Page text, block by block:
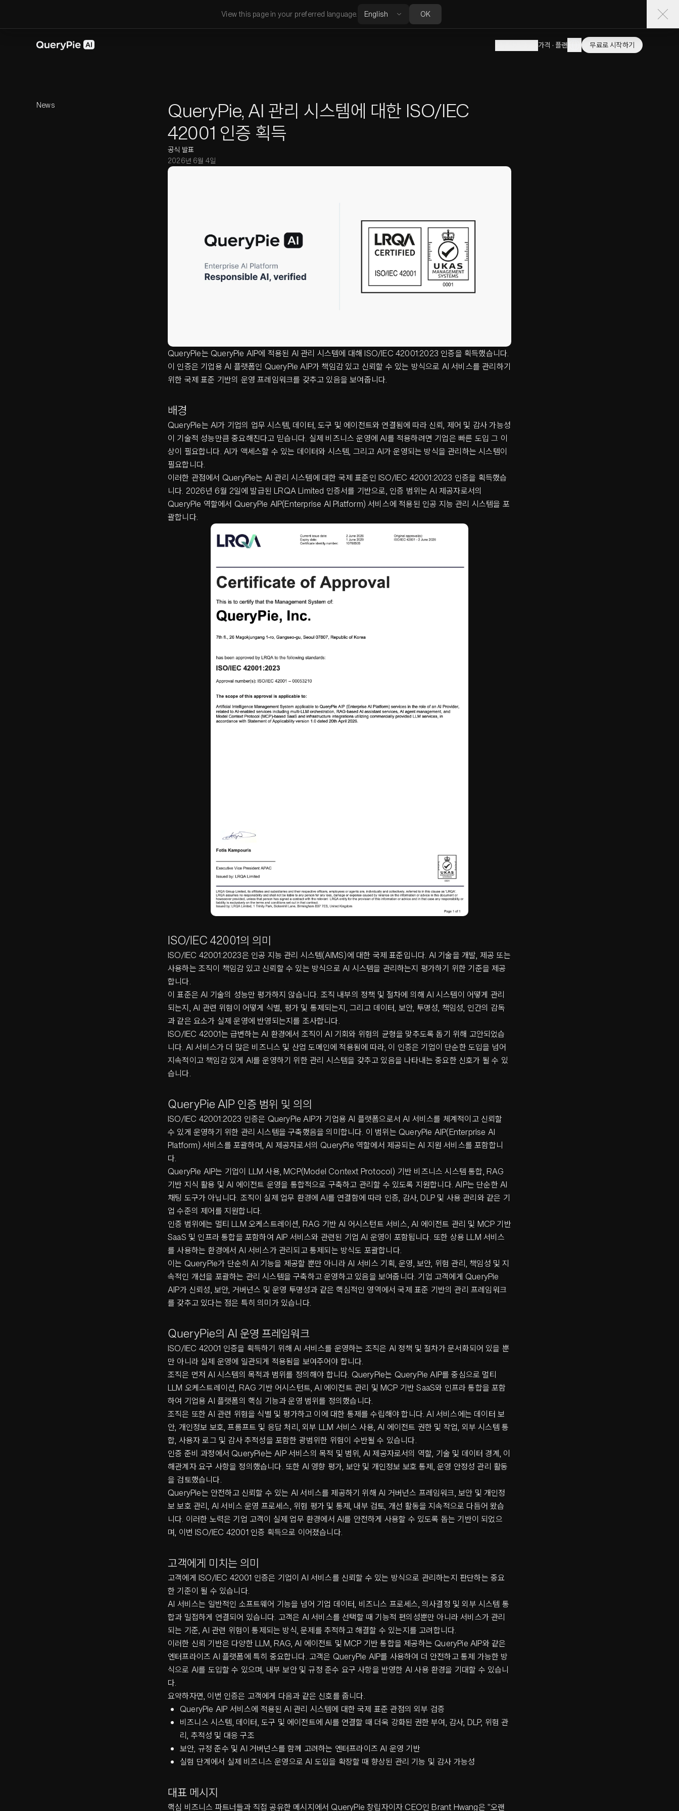
View this page in your preferred language. OK
가격 · 플랜 무료로 시작하기
News
QueryPie, AI 관리 시스템에 대한 ISO/IEC
42001 인증 획득
공식 발표
2026년 6월 4일
QueryPie는 QueryPie AIP에 적용된 AI 관리 시스템에 대해 ISO/IEC 42001:2023 인증을 획득했습니다.
이 인증은 기업용 AI 플랫폼인 QueryPie AIP가 책임감 있고 신뢰할 수 있는 방식으로 AI 서비스를 관리하기
위한 국제 표준 기반의 운영 프레임워크를 갖추고 있음을 보여줍니다.
배경
QueryPie는 AI가 기업의 업무 시스템, 데이터, 도구 및 에이전트와 연결됨에 따라 신뢰, 제어 및 감사 가능성
이 기술적 성능만큼 중요해진다고 믿습니다. 실제 비즈니스 운영에 AI를 적용하려면 기업은 빠른 도입 그 이
상이 필요합니다. AI가 액세스할 수 있는 데이터와 시스템, 그리고 AI가 운영되는 방식을 관리하는 시스템이
필요합니다.
이러한 관점에서 QueryPie는 AI 관리 시스템에 대한 국제 표준인 ISO/IEC 42001:2023 인증을 획득했습
니다. 2026년 6월 2일에 발급된 LRQA Limited 인증서를 기반으로, 인증 범위는 AI 제공자로서의
QueryPie 역할에서 QueryPie AIP(Enterprise AI Platform) 서비스에 적용된 인공 지능 관리 시스템을 포
괄합니다.
ISO/IEC 42001의 의미
ISO/IEC 42001:2023은 인공 지능 관리 시스템(AIMS)에 대한 국제 표준입니다. AI 기술을 개발, 제공 또는
사용하는 조직이 책임감 있고 신뢰할 수 있는 방식으로 AI 시스템을 관리하는지 평가하기 위한 기준을 제공
합니다.
이 표준은 AI 기술의 성능만 평가하지 않습니다. 조직 내부의 정책 및 절차에 의해 AI 시스템이 어떻게 관리
되는지, AI 관련 위험이 어떻게 식별, 평가 및 통제되는지, 그리고 데이터, 보안, 투명성, 책임성, 인간의 감독
과 같은 요소가 실제 운영에 반영되는지를 조사합니다.
ISO/IEC 42001는 급변하는 AI 환경에서 조직이 AI 기회와 위험의 균형을 맞추도록 돕기 위해 고안되었습
니다. AI 서비스가 더 많은 비즈니스 및 산업 도메인에 적용됨에 따라, 이 인증은 기업이 단순한 도입을 넘어
지속적이고 책임감 있게 AI를 운영하기 위한 관리 시스템을 갖추고 있음을 나타내는 중요한 신호가 될 수 있
습니다.
QueryPie AIP 인증 범위 및 의의
ISO/IEC 42001:2023 인증은 QueryPie AIP가 기업용 AI 플랫폼으로서 AI 서비스를 체계적이고 신뢰할
수 있게 운영하기 위한 관리 시스템을 구축했음을 의미합니다. 이 범위는 QueryPie AIP(Enterprise AI
Platform) 서비스를 포괄하며, AI 제공자로서의 QueryPie 역할에서 제공되는 AI 지원 서비스를 포함합니
다.
QueryPie AIP는 기업이 LLM 사용, MCP(Model Context Protocol) 기반 비즈니스 시스템 통합, RAG
기반 지식 활용 및 AI 에이전트 운영을 통합적으로 구축하고 관리할 수 있도록 지원합니다. AIP는 단순한 AI
채팅 도구가 아닙니다. 조직이 실제 업무 환경에 AI를 연결함에 따라 인증, 감사, DLP 및 사용 관리와 같은 기
업 수준의 제어를 지원합니다.
인증 범위에는 멀티 LLM 오케스트레이션, RAG 기반 AI 어시스턴트 서비스, AI 에이전트 관리 및 MCP 기반
SaaS 및 인프라 통합을 포함하여 AIP 서비스와 관련된 기업 AI 운영이 포함됩니다. 또한 상용 LLM 서비스
를 사용하는 환경에서 AI 서비스가 관리되고 통제되는 방식도 포괄합니다.
이는 QueryPie가 단순히 AI 기능을 제공할 뿐만 아니라 AI 서비스 기획, 운영, 보안, 위험 관리, 책임성 및 지
속적인 개선을 포괄하는 관리 시스템을 구축하고 운영하고 있음을 보여줍니다. 기업 고객에게 QueryPie
AIP가 신뢰성, 보안, 거버넌스 및 운영 투명성과 같은 핵심적인 영역에서 국제 표준 기반의 관리 프레임워크
를 갖추고 있다는 점은 특히 의미가 있습니다.
QueryPie의 AI 운영 프레임워크
ISO/IEC 42001 인증을 획득하기 위해 AI 서비스를 운영하는 조직은 AI 정책 및 절차가 문서화되어 있을 뿐
만 아니라 실제 운영에 일관되게 적용됨을 보여주어야 합니다.
조직은 먼저 AI 시스템의 목적과 범위를 정의해야 합니다. QueryPie는 QueryPie AIP를 중심으로 멀티
LLM 오케스트레이션, RAG 기반 어시스턴트, AI 에이전트 관리 및 MCP 기반 SaaS와 인프라 통합을 포함
하여 기업용 AI 플랫폼의 핵심 기능과 운영 범위를 정의했습니다.
조직은 또한 AI 관련 위험을 식별 및 평가하고 이에 대한 통제를 수립해야 합니다. AI 서비스에는 데이터 보
안, 개인정보 보호, 프롬프트 및 응답 처리, 외부 LLM 서비스 사용, AI 에이전트 권한 및 작업, 외부 시스템 통
합, 사용자 로그 및 감사 추적성을 포함한 광범위한 위험이 수반될 수 있습니다.
인증 준비 과정에서 QueryPie는 AIP 서비스의 목적 및 범위, AI 제공자로서의 역할, 기술 및 데이터 경계, 이
해관계자 요구 사항을 정의했습니다. 또한 AI 영향 평가, 보안 및 개인정보 보호 통제, 운영 안정성 관리 활동
을 검토했습니다.
QueryPie는 안전하고 신뢰할 수 있는 AI 서비스를 제공하기 위해 AI 거버넌스 프레임워크, 보안 및 개인정
보 보호 관리, AI 서비스 운영 프로세스, 위험 평가 및 통제, 내부 검토, 개선 활동을 지속적으로 다듬어 왔습
니다. 이러한 노력은 기업 고객이 실제 업무 환경에서 AI를 안전하게 사용할 수 있도록 돕는 기반이 되었으
며, 이번 ISO/IEC 42001 인증 획득으로 이어졌습니다.
고객에게 미치는 의미
고객에게 ISO/IEC 42001 인증은 기업이 AI 서비스를 신뢰할 수 있는 방식으로 관리하는지 판단하는 중요
한 기준이 될 수 있습니다.
AI 서비스는 일반적인 소프트웨어 기능을 넘어 기업 데이터, 비즈니스 프로세스, 의사결정 및 외부 시스템 통
합과 밀접하게 연결되어 있습니다. 고객은 AI 서비스를 선택할 때 기능적 편의성뿐만 아니라 서비스가 관리
되는 기준, AI 관련 위험이 통제되는 방식, 문제를 추적하고 해결할 수 있는지를 고려합니다.
이러한 신뢰 기반은 다양한 LLM, RAG, AI 에이전트 및 MCP 기반 통합을 제공하는 QueryPie AIP와 같은
엔터프라이즈 AI 플랫폼에 특히 중요합니다. 고객은 QueryPie AIP를 사용하여 더 안전하고 통제 가능한 방
식으로 AI를 도입할 수 있으며, 내부 보안 및 규정 준수 요구 사항을 반영한 AI 사용 환경을 기대할 수 있습니
다.
요약하자면, 이번 인증은 고객에게 다음과 같은 신호를 줍니다.
QueryPie AIP 서비스에 적용된 AI 관리 시스템에 대한 국제 표준 관점의 외부 검증
비즈니스 시스템, 데이터, 도구 및 에이전트에 AI를 연결할 때 더욱 강화된 권한 부여, 감사, DLP, 위험 관
리, 추적성 및 대응 구조
보안, 규정 준수 및 AI 거버넌스를 함께 고려하는 엔터프라이즈 AI 운영 기반
실험 단계에서 실제 비즈니스 운영으로 AI 도입을 확장할 때 향상된 관리 기능 및 감사 가능성
대표 메시지
핵심 비즈니스 파트너들과 직접 공유한 메시지에서 QueryPie 창립자이자 CEO인 Brant Hwang은 "오랜